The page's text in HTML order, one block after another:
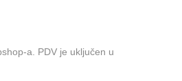
a. PDV je uključen u